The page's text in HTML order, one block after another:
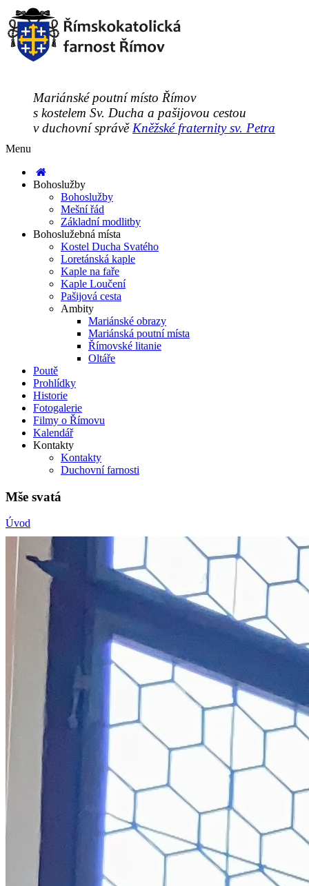
Mariánské poutní místo Římov
s kostelem Sv. Ducha a pašijovou cestou
v duchovní správě Kněžské fraternity sv. Petra
Menu
Bohoslužby
Bohoslužby
Mešní řád
Základní modlitby
Bohoslužebná místa
Kostel Ducha Svatého
Loretánská kaple
Kaple na faře
Kaple Loučení
Pašijová cesta
Ambity
Mariánské obrazy
Mariánská poutní místa
Římovské litanie
Oltáře
Poutě
Prohlídky
Historie
Fotogalerie
Filmy o Římovu
Kalendář
Kontakty
Kontakty
Duchovní farnosti
Mše svatá
Úvod